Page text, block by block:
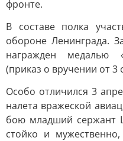
фронте.
В составе полка
обороне Ленинграда.
награжден медалью
(приказ о вручении от 3
Особо отличился 3
налета вражеской
бою младший сержант
стойко и